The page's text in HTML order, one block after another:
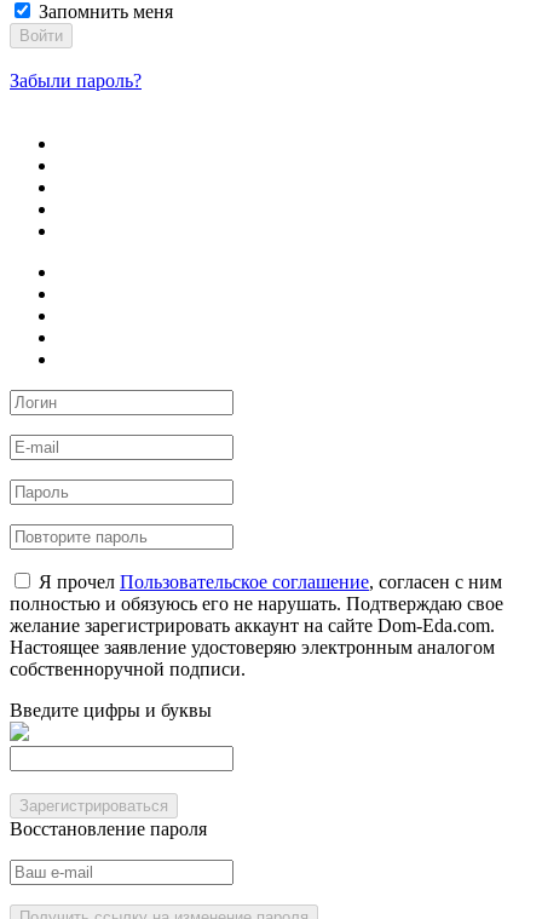
Запомнить меня
Войти
Забыли пароль?
Я прочел Пользовательское соглашение, согласен с ним
полностью и обязуюсь его не нарушать. Подтверждаю свое
желание зарегистрировать аккаунт на сайте Dom-Eda.com.
Настоящее заявление удостоверяю электронным аналогом
собственноручной подписи.
Введите цифры и буквы
Зарегистрироваться
Восстановление пароля